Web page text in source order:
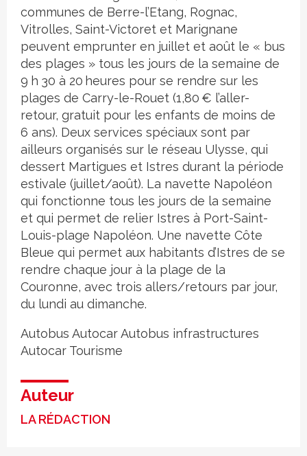
communes de Berre-l’Etang, Rognac,
Vitrolles, Saint-Victoret et Marignane
peuvent emprunter en juillet et août le « bus
des plages » tous les jours de la semaine de
9 h 30 à 20 heures pour se rendre sur les
plages de Carry-le-Rouet (1,80 € l’aller-
retour, gratuit pour les enfants de moins de
6 ans). Deux services spéciaux sont par
ailleurs organisés sur le réseau Ulysse, qui
dessert Martigues et Istres durant la période
estivale (juillet/août). La navette Napoléon
qui fonctionne tous les jours de la semaine
et qui permet de relier Istres à Port-Saint-
Louis-plage Napoléon. Une navette Côte
Bleue qui permet aux habitants d’Istres de se
rendre chaque jour à la plage de la
Couronne, avec trois allers/retours par jour,
du lundi au dimanche.
Autobus AutocarAutobus infrastructures
Autocar Tourisme
Auteur
LA RÉDACTION